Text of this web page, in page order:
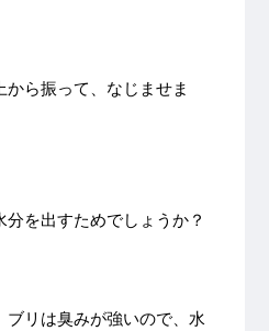
から振って、なじませま
を出すためでしょうか？
ブリは臭みが強いので、水